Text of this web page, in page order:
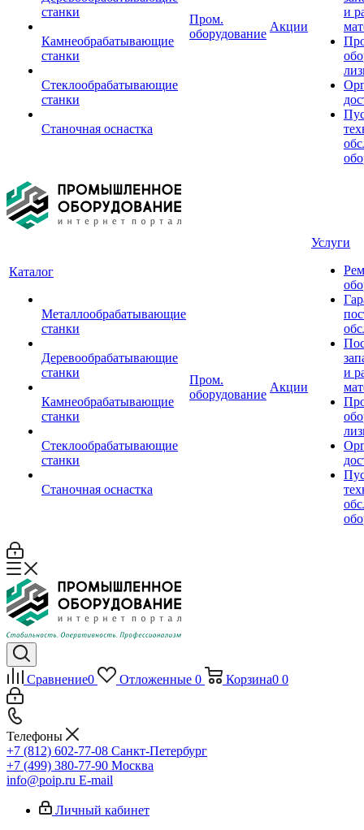
станки
Камнеобрабатывающие
станки
Стеклообрабатывающие
станки
Станочная оснастка
Пром.
оборудование
Акции
и
Каталог
Металлообрабатывающие
станки
Деревообрабатывающие
станки
Камнеобрабатывающие
станки
Стеклообрабатывающие
станки
Станочная оснастка
Пром.
оборудование
Акции
Услуги
и
Сравнение0 Отложенные 0 Корзина0 0
Телефоны
+7 (812) 602-77-08 Санкт-Петербург
+7 (499) 380-77-90 Москва
info@poip.ru E-mail
Личный кабинет